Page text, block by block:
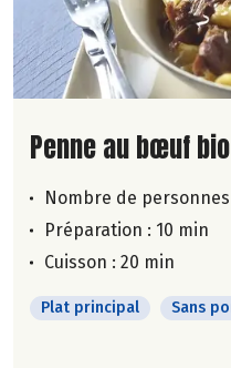
Lire la suite de la
Penne au bœuf
Nombre de personnes
Préparation : 10 min
Cuisson : 20 min
Plat principal Sans